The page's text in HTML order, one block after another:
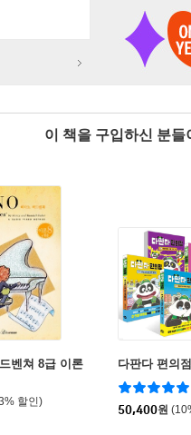
이 책을 구입하신 분
벤쳐 8급 이론
할인)
다판다 편의
50,400원